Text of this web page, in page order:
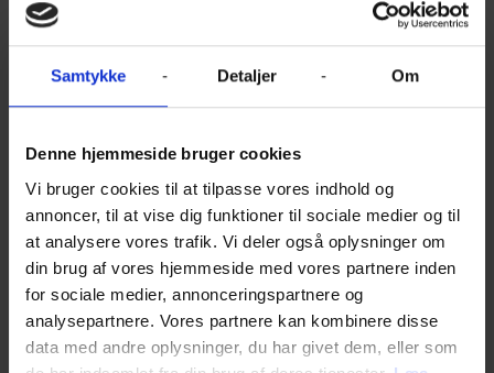
Samtykke Detaljer Om
Denne hjemmeside bruger cookies
Vi bruger cookies til at tilpasse vores indhold og
annoncer, til at vise dig funktioner til sociale medier og til
at analysere vores trafik. Vi deler også oplysninger om
din brug af vores hjemmeside med vores partnere inden
for sociale medier, annonceringspartnere og
analysepartnere. Vores partnere kan kombinere disse
data med andre oplysninger, du har givet dem, eller som
Nordisk Film Biografer har stået i spidsen for
ombygningen af biografsale tilreclinersog andre
opgraderede siddemuligheder, og 75% af
er flere på vej. Selskabet fortsætter med at være i
front på det skandinaviske marked gennem sin
innovative tilgang, og Nordisk Film Biografer åbner
og renoverer biografer for at give enestående
biografoplevelser i hele regionen.
"Det er os en stor glæde at overrække prisen
International Exhibitor of the Year til Nordisk Film
Biografer", siger Andrew Sunshine, formand for
The Film Expo Group.